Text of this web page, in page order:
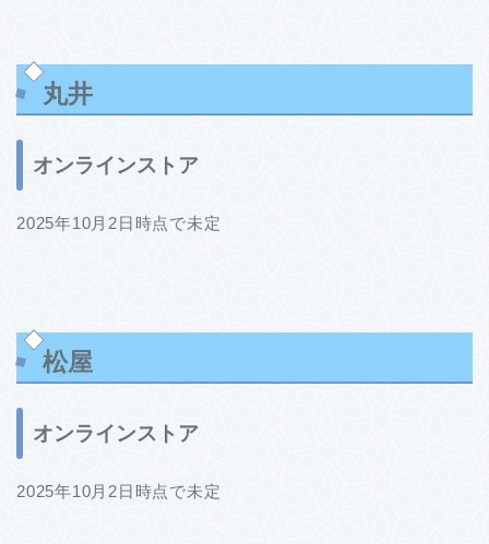
丸井
オンラインストア
2025年10月2日時点で未定
松屋
オンラインストア
2025年10月2日時点で未定